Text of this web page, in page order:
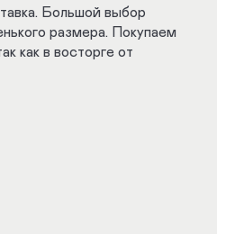
Большой выбор
размера. Покупаем
как в восторге от